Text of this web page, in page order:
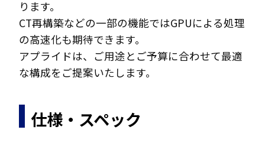
ります。
CT再構築などの一部の機能ではGPUによる処理
の高速化も期待できます。
アプライドは、ご用途とご予算に合わせて最適
な構成をご提案いたします。
仕様・スペック